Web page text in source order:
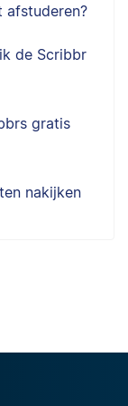
afstuderen?
de Scribbr
gratis
nakijken